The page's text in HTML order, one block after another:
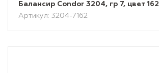
Балансир Condor 3204, гр 7, цвет 162
Артикул: 3204-7162